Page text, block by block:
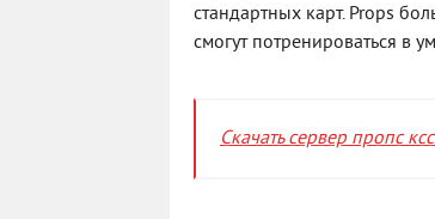
стандартных карт. Props
смогут потренироваться в
Скачать сервер пропс